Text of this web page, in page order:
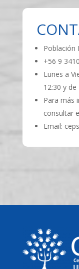
Población
+56 9
Lunes a
12:30 y de
Para más
consultar
Email: